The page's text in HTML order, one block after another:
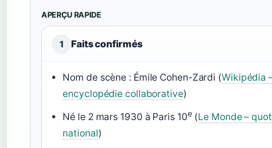
APERÇU RAPIDE
1 Faits confirmés
Nom de scène : Émile Cohen-Zardi (Wikipédia
encyclopédie collaborative)
Né le 2 mars 1930 à Paris 10e (Le Monde –
national)